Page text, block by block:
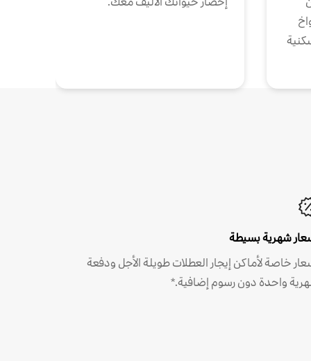
شهرية بسيطة
خاصة لأماكن إيجار العطلات طويلة الأجل ودفعة
واحدة دون رسوم إضافية.*